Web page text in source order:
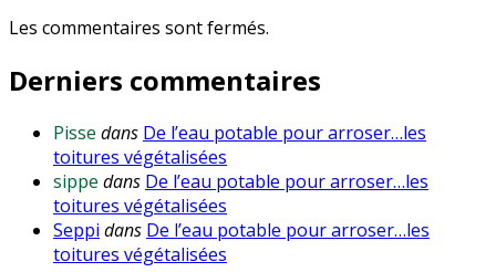
Les commentaires sont fermés.
Derniers commentaires
Pisse dans De l’eau potable pour arroser…les
toitures végétalisées
sippe dans De l’eau potable pour arroser…les
toitures végétalisées
Seppi dans De l’eau potable pour arroser…les
toitures végétalisées